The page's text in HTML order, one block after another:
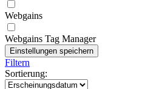
Webgains
Webgains Tag Manager
Filtern
Sortierung: